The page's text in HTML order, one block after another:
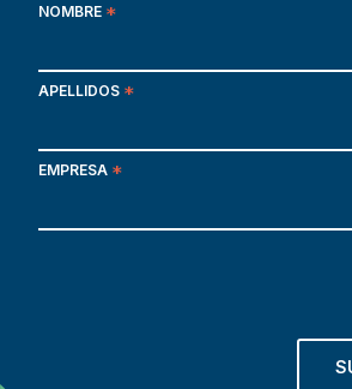
NOMBRE *
APELLIDOS *
EMPRESA *